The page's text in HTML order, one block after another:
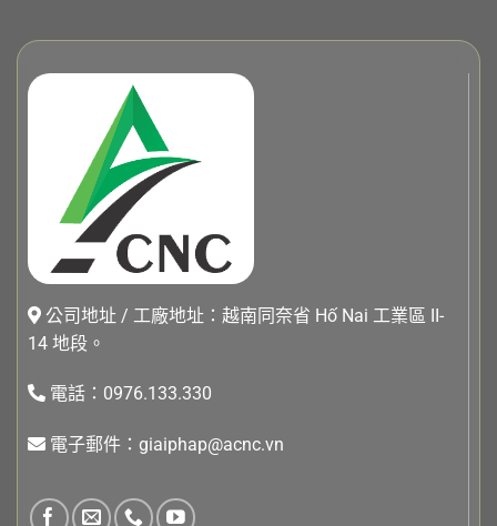
公司地址 / 工廠地址：越南同奈省 Hố Nai 工業區 II-
14 地段。
電話：0976.133.330
電子郵件：giaiphap@acnc.vn